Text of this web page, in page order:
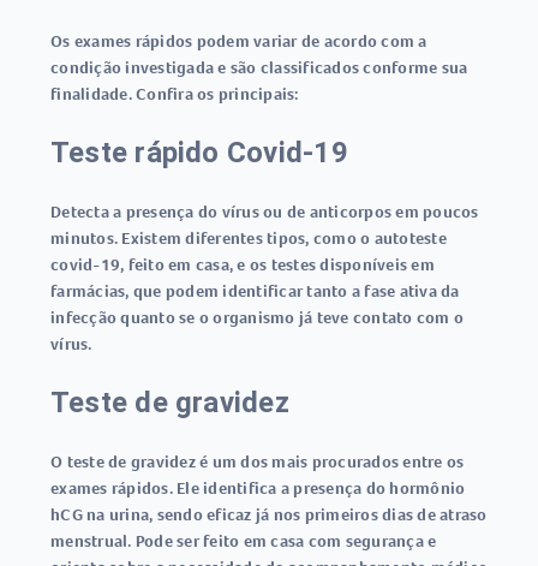
Os exames rápidos podem variar de acordo com a
condição investigada e são classificados conforme sua
finalidade. Confira os principais:
Teste rápido Covid-19
Detecta a presença do vírus ou de anticorpos em poucos
minutos. Existem diferentes tipos, como o autoteste
covid-19, feito em casa, e os testes disponíveis em
farmácias, que podem identificar tanto a fase ativa da
infecção quanto se o organismo já teve contato com o
vírus.
Teste de gravidez
O teste de gravidezé um dos mais procurados entre os
exames rápidos. Ele identifica a presença do hormônio
hCG na urina, sendo eficaz já nos primeiros dias de atraso
menstrual. Pode ser feito em casa com segurança e